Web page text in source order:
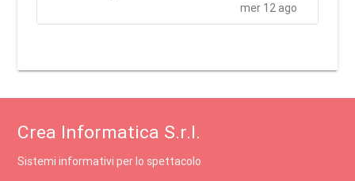
mer 12 ago
Crea Informatica S.r.l.
Sistemi informativi per lo spettacolo